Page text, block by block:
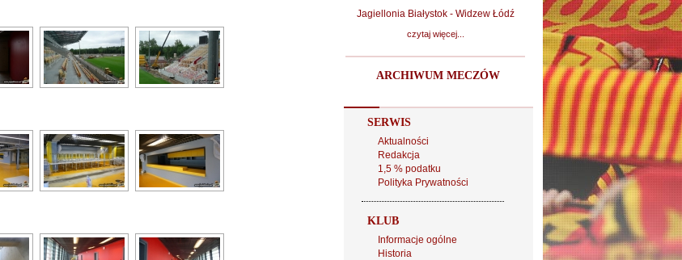
Jagiellonia Białystok - Widzew Łódź
czytaj więcej...
ARCHIWUM MECZÓW
SERWIS
Aktualności
Redakcja
1,5 % podatku
Polityka Prywatności
KLUB
Informacje ogólne
Historia